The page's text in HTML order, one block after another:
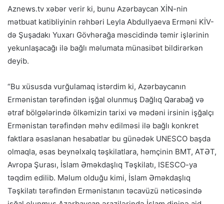
Aznews.tv xəbər verir ki, bunu Azərbaycan XİN-nin
mətbuat katibliyinin rəhbəri Leyla Abdullyaeva Erməni KİV-
də Şuşadakı Yuxarı Gövhərağa məscidində təmir işlərinin
yekunlaşacağı ilə bağlı məlumata münasibət bildirərkən
deyib.
“Bu xüsusda vurğulamaq istərdim ki, Azərbaycanın
Ermənistan tərəfindən işğal olunmuş Dağlıq Qarabağ və
ətraf bölgələrində ölkəmizin tarixi və mədəni irsinin işğalçı
Ermənistan tərəfindən məhv edilməsi ilə bağlı konkret
faktlara əsaslanan hesabatlar bu günədək UNESCO başda
olmaqla, əsas beynəlxalq təşkilatlara, həmçinin BMT, ATƏT,
Avropa Şurası, İslam Əməkdaşlıq Təşkilatı, ISESCO-ya
təqdim edilib. Məlum olduğu kimi, İslam Əməkdaşlıq
Təşkilatı tərəfindən Ermənistanın təcavüzü nəticəsində